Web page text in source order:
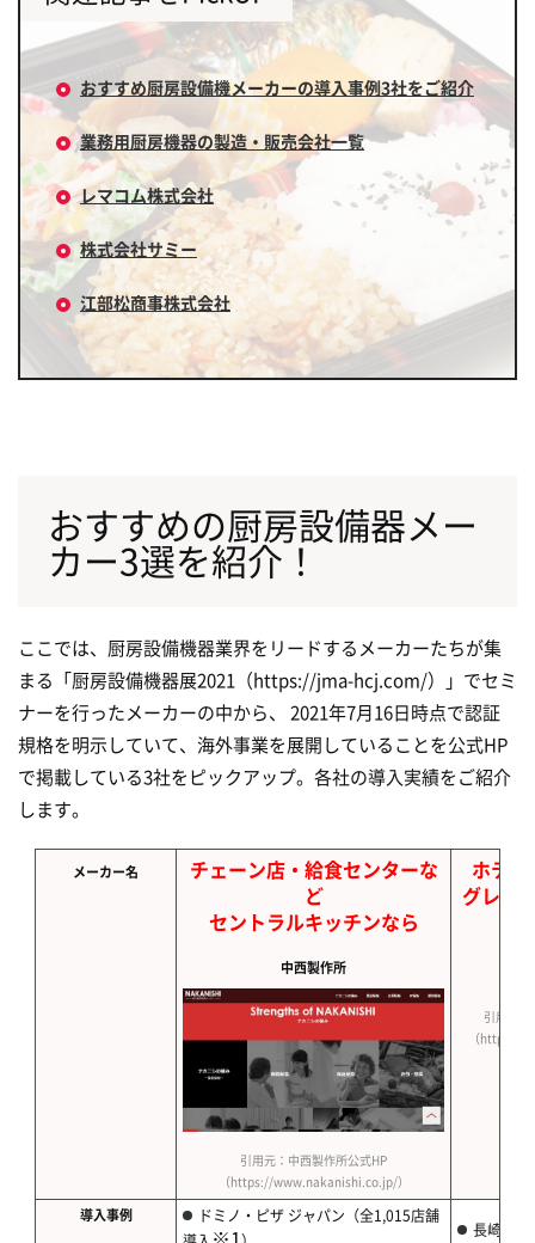
おすすめ厨房設備機メーカーの導入事例3社をご紹介
業務用厨房機器の製造・販売会社一覧
レマコム株式会社
株式会社サミー
江部松商事株式会社
おすすめの厨房設備器メー
カー3選を紹介！
ここでは、厨房設備機器業界をリードするメーカーたちが集
まる「厨房設備機器展2021（https://jma-hcj.com/）」でセミ
ナーを行ったメーカーの中から、 2021年7月16日時点で認証
規格を明示していて、海外事業を展開していることを公式HP
で掲載している3社をピックアップ。各社の導入実績をご紹介
します。
メーカー名
チェーン店・給食センターな
ど
セントラルキッチンなら
中西製作所
引用元：中西製作所公式HP
（https://www.nakanishi.co.jp/）
ホテ
グレー
引用元
（https://
導入事例
ドミノ・ピザ ジャパン（全1,015店舗
長崎マリ